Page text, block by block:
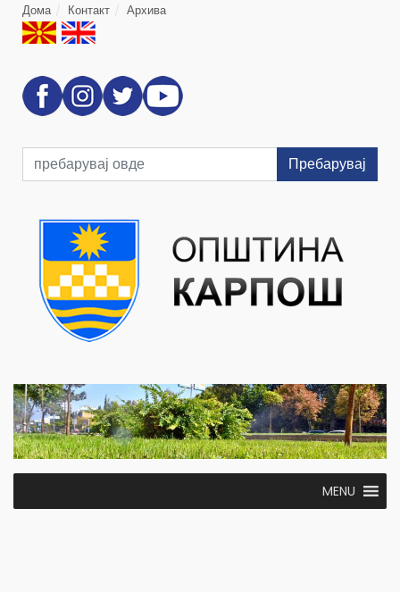
Дома Контакт Архива
Пребарувај
MENU